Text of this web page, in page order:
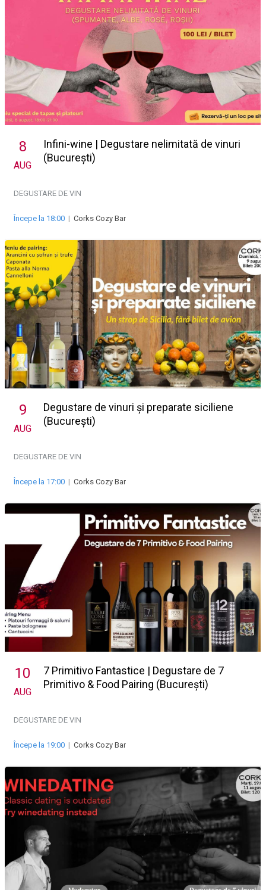
8
AUG
Infini-wine | Degustare nelimitată de vinuri
(București)
DEGUSTARE DE VIN
Începe la 18:00 | Corks Cozy Bar
9
AUG
Degustare de vinuri și preparate siciliene
(București)
DEGUSTARE DE VIN
Începe la 17:00 | Corks Cozy Bar
10
AUG
7 Primitivo Fantastice | Degustare de 7
Primitivo & Food Pairing (București)
DEGUSTARE DE VIN
Începe la 19:00 | Corks Cozy Bar